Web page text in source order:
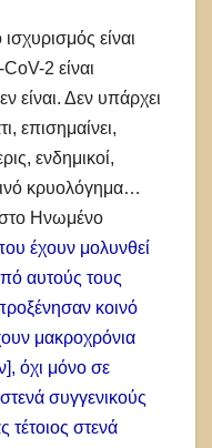
είναι
2 είναι
είναι. Δεν υπάρχει
επισημαίνει,
ενδημικοί,
κρυολόγημα…
Ηνωμένο
έχουν μολυνθεί
αυτούς τους
κοινό
μακροχρόνια
όχι μόνο σε
συγγενικούς
τέτοιος στενά